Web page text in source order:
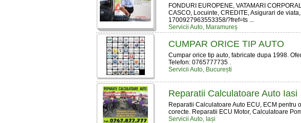
FONDURI EUROPENE, VATAMARI
CASCO, Locuinte, CREDITE, Asigurari de
1700927963553358/?fref=ts ...
Servicii Auto, Maramureș
CUMPAR ORICE TIP AUTO
Cumpar orice tip auto, fabricate dupa 1998.
Telefon: 0765777735 .
Servicii Auto, București
Reparatii Calculatoare Auto Iasi
Reparatii Calculatoare Auto ECU, ECM pentru
corecte. Reparatii ECU Motor, Calculatoare
Servicii Auto, Iași